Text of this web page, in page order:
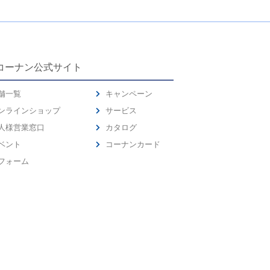
ーナン公式サイト
一覧
ラインショップ
様営業窓口
ント
ォーム
キャンペーン
サービス
カタログ
コーナンカード